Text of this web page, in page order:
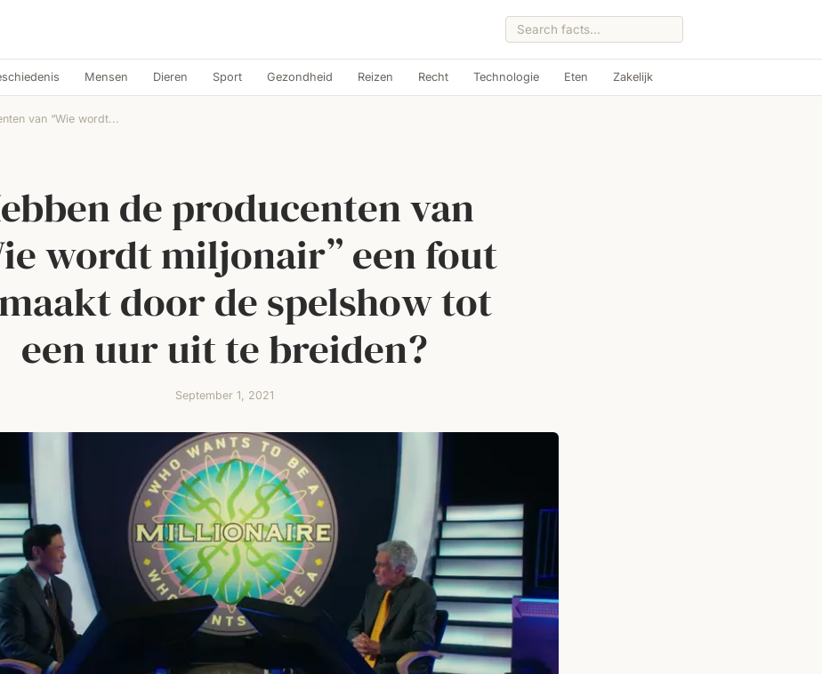
Mensen Dieren Sport Gezondheid Reizen Recht Technologie Eten Zakelijk
van “Wie wordt...
de producenten van
wordt miljonair” een fout
door de spelshow tot
een uur uit te breiden?
September 1, 2021